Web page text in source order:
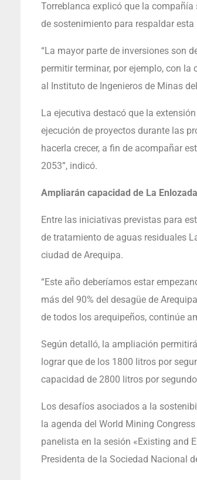
Torreblanca explicó que la
de sostenimiento para respaldar
“La mayor parte de inversiones son
permitir terminar, por ejemplo, con la
al Instituto de Ingenieros de Minas
La ejecutiva destacó que la
ejecución de proyectos durante las
hacerla crecer, a fin de acompañar
2053”, indicó.
Ampliarán capacidad de La Enlozada
Entre las iniciativas previstas para
de tratamiento de aguas residuales
ciudad de Arequipa.
“Este año deberíamos estar
más del 90% del desagüe de
de todos los arequipeños, continúe
Según detalló, la ampliación
lograr que de los 1800 litros por
capacidad de 2800 litros por
Los desafíos asociados a la
la agenda del World Mining
panelista en la sesión «Existing and
Presidenta de la Sociedad Nacional